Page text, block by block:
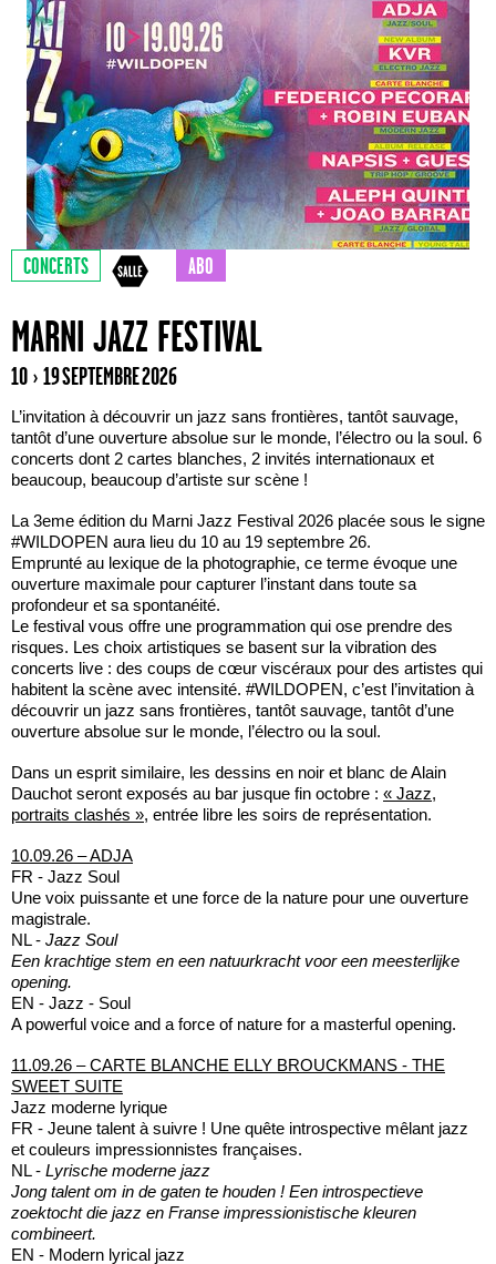
CONCERTS ABO
MARNI JAZZ FESTIVAL
10 › 19 SEPTEMBRE 2026
L’invitation à découvrir un jazz sans frontières, tantôt sauvage,
tantôt d’une ouverture absolue sur le monde, l’électro ou la soul. 6
concerts dont 2 cartes blanches, 2 invités internationaux et
beaucoup, beaucoup d’artiste sur scène !
La 3eme édition du Marni Jazz Festival 2026 placée sous le signe
#WILDOPEN aura lieu du 10 au 19 septembre 26.
Emprunté au lexique de la photographie, ce terme évoque une
ouverture maximale pour capturer l’instant dans toute sa
profondeur et sa spontanéité.
Le festival vous offre une programmation qui ose prendre des
risques. Les choix artistiques se basent sur la vibration des
concerts live : des coups de cœur viscéraux pour des artistes qui
habitent la scène avec intensité. #WILDOPEN, c’est l’invitation à
découvrir un jazz sans frontières, tantôt sauvage, tantôt d’une
ouverture absolue sur le monde, l’électro ou la soul.
Dans un esprit similaire, les dessins en noir et blanc de Alain
Dauchot seront exposés au bar jusque fin octobre : « Jazz,
portraits clashés », entrée libre les soirs de représentation.
10.09.26 – ADJA
FR - Jazz Soul
Une voix puissante et une force de la nature pour une ouverture
magistrale.
NL - Jazz Soul
Een krachtige stem en een natuurkracht voor een meesterlijke
opening.
EN - Jazz - Soul
A powerful voice and a force of nature for a masterful opening.
11.09.26 – CARTE BLANCHE ELLY BROUCKMANS - THE
SWEET SUITE
Jazz moderne lyrique
FR - Jeune talent à suivre ! Une quête introspective mêlant jazz
et couleurs impressionnistes françaises.
NL - Lyrische moderne jazz
Jong talent om in de gaten te houden ! Een introspectieve
zoektocht die jazz en Franse impressionistische kleuren
combineert.
EN - Modern lyrical jazz